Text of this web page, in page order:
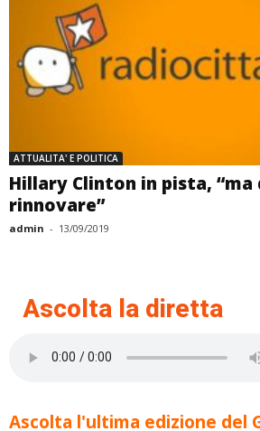
ATTUALITA' E POLITICA
Hillary Clinton in pista, “ma
rinnovare”
admin - 13/09/2019
Ascolta la diretta
Ascolta l'ultima edizione del